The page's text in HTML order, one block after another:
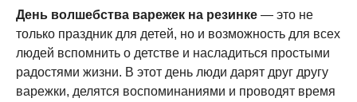
День волшебства варежек на резинке — это не
только праздник для детей, но и возможность для всех
людей вспомнить о детстве и насладиться простыми
радостями жизни. В этот день люди дарят друг другу
варежки, делятся воспоминаниями и проводят время